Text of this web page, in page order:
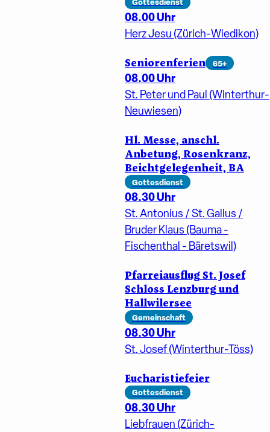
08.00 Uhr
Herz Jesu (Zürich-Wiedikon)
Seniorenferien 65+
08.00 Uhr
St. Peter und Paul (Winterthur-
Neuwiesen)
Hl. Messe, anschl.
Anbetung, Rosenkranz,
Beichtgelegenheit, BA
Gottesdienst
08.30 Uhr
St. Antonius / St. Gallus /
Bruder Klaus (Bauma -
Fischenthal - Bäretswil)
Pfarreiausflug St. Josef
Schloss Lenzburg und
Hallwilersee
Gemeinschaft
08.30 Uhr
St. Josef (Winterthur-Töss)
Eucharistiefeier
Gottesdienst
08.30 Uhr
Liebfrauen (Zürich-